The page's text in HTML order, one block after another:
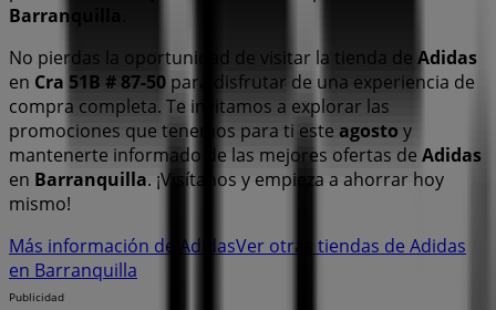
Barranquilla
No pierdas la oportunidad de visitar la tienda de Adidas
en Cra 51B # 87-50 para disfrutar de una experiencia de
compra completa. Te invitamos a explorar las
promociones que tenemos para ti este agosto y
mantenerte informado de las mejores ofertas de Adidas
en Barranquilla. ¡Visítanos y empieza a ahorrar hoy
mismo!
Más información de AdidasVer otras tiendas de Adidas
en Barranquilla
Publicidad